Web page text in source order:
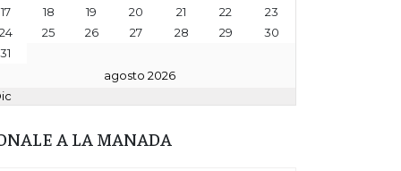
agosto 2026
17
18 19 20 21 22
23
25 26 27 28 29
30
31
A LA MANADA